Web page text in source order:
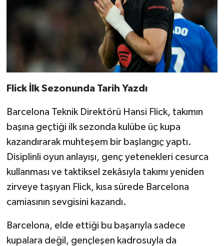
Flick İlk Sezonunda Tarih Yazdı
Barcelona Teknik Direktörü Hansi Flick, takımın
başına geçtiği ilk sezonda kulübe üç kupa
kazandırarak muhteşem bir başlangıç yaptı.
Disiplinli oyun anlayışı, genç yetenekleri cesurca
kullanması ve taktiksel zekâsıyla takımı yeniden
zirveye taşıyan Flick, kısa sürede Barcelona
camiasının sevgisini kazandı.
Barcelona, elde ettiği bu başarıyla sadece
kupalara değil, gençleşen kadrosuyla da